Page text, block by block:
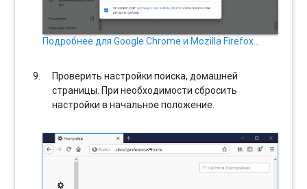
Подробнее для Google Chrome и Mozilla Firefox…
Проверить настройки поиска, домашней
страницы. При необходимости сбросить
настройки в начальное положение.